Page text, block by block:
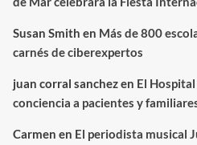
Susan Smith en Más de 800
carnés de ciberexpertos
juan corral sanchezen El
conciencia a pacientes y
Carmen en El periodista musical